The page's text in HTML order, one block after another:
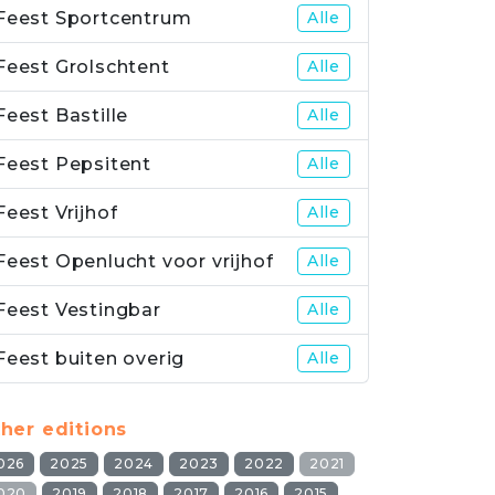
Sportcentrum Alle
Grolschtent Alle
Bastille Alle
Pepsitent Alle
Vrijhof Alle
Openlucht voor vrijhof Alle
Vestingbar Alle
buiten overig Alle
editions
2025 2024 2023 2022
2021